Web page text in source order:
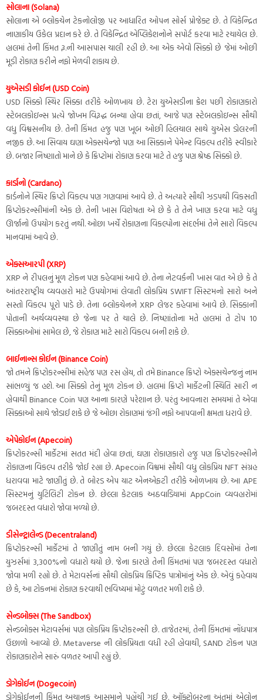
સોલાના (Solana)
સોલાના એ બ્લોકચેન ટેકનોલોજી પર આધારિત ઓપન સોર્સ પ્રોજેક્ટ છે. તે વિકેન્દ્રિત
નાણાકીય ઉકેલ પ્રદાન કરે છે. તે વિકેન્દ્રિત એપ્લિકેશનોને સપોર્ટ કરવા માટે રચાયેલ છે.
હાલમાં તેની કિંમત રૂ.ની આસપાસ ચાલી રહી છે. આ એક એવો સિક્કો છે જેમાં ઓછી
મૂડી રોકાણ કરીને નફો મેળવી શકાય છે.
યુએસડી કોઈન (USD Coin)
USD સિક્કો સ્થિર સિક્કા તરીકે ઓળખાય છે. ટેરા યુએસડીના ક્રેશ પછી રોકાણકારો
સ્ટેબલકોઇન્સ પ્રત્યે જોખમ વિરૂદ્ધ બન્યા હોવા છતાં, આજે પણ સ્ટેબલકોઇન્સ સૌથી
વધુ વિશ્વસનીય છે. તેની કિંમત હજુ પણ ખૂબ ઓછી હિલચાલ સાથે યુએસ ડોલરની
નજીક છે. આ સિવાય ઘણા એક્સચેન્જો પણ આ સિક્કાને પેમેન્ટ વિકલ્પ તરીકે સ્વીકારે
છે. બજાર નિષ્ણાતો માને છે કે ક્રિપ્ટોમાં રોકાણ કરવા માટે તે હજુ પણ શ્રેષ્ઠ સિક્કો છે.
કાર્ડાનો (Cardano)
કાર્ડનોને સ્થિર ક્રિપ્ટો વિકલ્પ પણ ગણવામાં આવે છે. તે અત્યારે સૌથી ઝડપથી વિકસતી
ક્રિપ્ટોકરન્સીમાંની એક છે. તેની ખાસ વિશેષતા એ છે કે તે તેને ખાણ કરવા માટે વધુ
ઊર્જાનો ઉપયોગ કરતું નથી. ઓછા ખર્ચે રોકાણના વિકલ્પોના સંદર્ભમાં તેને સારો વિકલ્પ
માનવામાં આવે છે.
એક્સઆરપી (XRP)
XRP ને રીપલનું મૂળ ટોકન પણ કહેવામાં આવે છે. તેના નેટવર્કની ખાસ વાત એ છે કે તે
આંતરરાષ્ટ્રીય વ્યવહારો માટે ઉપયોગમાં લેવાતી લોકપ્રિય SWIFT સિસ્ટમનો સારો અને
સસ્તો વિકલ્પ પૂરો પાડે છે. તેના બ્લોકચેનને XRP લેજર કહેવામાં આવે છે. સિક્કાની
પોતાની અર્થવ્યવસ્થા છે જેના પર તે ચાલે છે. નિષ્ણાંતોના મતે હાલમાં તે ટોપ 10
સિક્કાઓમાં સામેલ છે, જે રોકાણ માટે સારો વિકલ્પ બની શકે છે.
બાઈનાન્સ કોઈન (Binance Coin)
જો તમને ક્રિપ્ટોકરન્સીમાં સહેજ પણ રસ હોય, તો તમે Binance ક્રિપ્ટો એક્સચેન્જનું નામ
સાંભળ્યું જ હશે. આ સિક્કો તેનું મૂળ ટોકન છે. હાલમાં ક્રિપ્ટો માર્કેટની સ્થિતિ સારી ન
હોવાથી Binance Coin પણ આના કારણે પરેશાન છે. પરંતુ આવનારા સમયમાં તે એવા
સિક્કાઓ સાથે જોડાઈ શકે છે જે ઓછા રોકાણમાં જંગી નફો આપવાની ક્ષમતા ધરાવે છે.
એપેકોઈન (Apecoin)
ક્રિપ્ટોકરન્સી માર્કેટમાં સતત મંદી હોવા છતાં, ઘણા રોકાણકારો હજુ પણ ક્રિપ્ટોકરન્સીને
રોકાણના વિકલ્પ તરીકે જોઈ રહ્યા છે. Apecoin વિશ્વમાં સૌથી વધુ લોકપ્રિય NFT સંગ્રહ
ધરાવવા માટે જાણીતું છે. તે બોરડ એપ યાટ એનએફટી તરીકે ઓળખાય છે. આ APE
સિસ્ટમનું યુટિલિટી ટોકન છે. છેલ્લા કેટલાક અઠવાડિયામાં AppCoin વ્યવહારોમાં
જબરદસ્ત વધારો જોવા મળ્યો છે.
ડીસેન્ટ્રાલેન્ડ (Decentraland)
ક્રિપ્ટોકરન્સી માર્કેટમાં તે જાણીતું નામ બની ગયું છે. છેલ્લા કેટલાક દિવસોમાં તેના
યુઝર્સમાં 3,300%નો વધારો થયો છે. જેના કારણે તેની કિંમતમાં પણ જબરદસ્ત વધારો
જોવા મળી રહ્યો છે. તે મેટાવર્સનાં સૌથી લોકપ્રિય ક્રિપ્ટિક પાત્રોમાંનું એક છે. એવું કહેવાય
છે કે, આ ટોકનમાં રોકાણ કરવાથી ભવિષ્યમાં મોટું વળતર મળી શકે છે.
સેન્ડબોક્સ (The Sandbox)
સેન્ડબોક્સ મેટાવર્સમાં પણ લોકપ્રિય ક્રિપ્ટોકરન્સી છે. તાજેતરમાં, તેની કિંમતમાં નોંધપાત્ર
ઉછાળો આવ્યો છે. Metaverse ની લોકપ્રિયતા વધી રહી હોવાથી, SAND ટોકન પણ
રોકાણકારોને સારું વળતર આપી રહ્યું છે.
ડોગેકોઈન (Dogecoin)
ડોગેકોઈનની કિંમત અચાનક આસમાને પહોંચી ગઈ છે. ઑક્ટોબરના અંતમાં એલોન